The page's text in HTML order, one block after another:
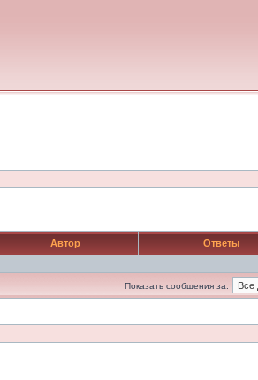
Автор Ответы
Показать сообщения за: